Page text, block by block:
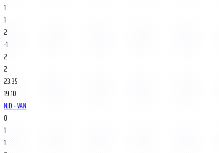
1
1
2
-1
2
2
23:35
19.10
NJD - VAN
0
1
1